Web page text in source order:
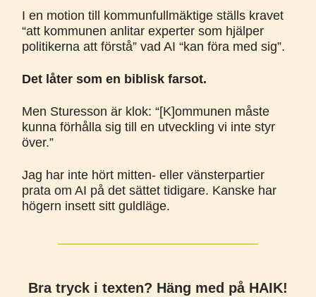
I en motion till kommunfullmäktige ställs kravet
“att kommunen anlitar experter som hjälper
politikerna att förstå” vad AI “kan föra med sig”.
Det låter som en biblisk farsot.
Men Sturesson är klok: “[K]ommunen måste
kunna förhålla sig till en utveckling vi inte styr
över.”
Jag har inte hört mitten- eller vänsterpartier
prata om AI på det sättet tidigare. Kanske har
högern insett sitt guldläge.
Bra tryck i texten? Häng med på HAIK!